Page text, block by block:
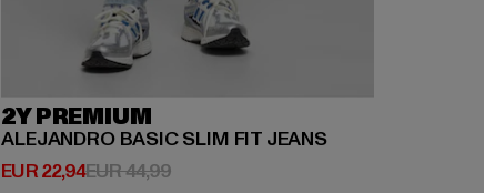
2Y PREMIUM
ALEJANDRO BASIC SLIM FIT JEANS
EUR 22,94
Huidige prijs: EUR 22,94
EUR 44,99Actieprijs: EUR 44,99